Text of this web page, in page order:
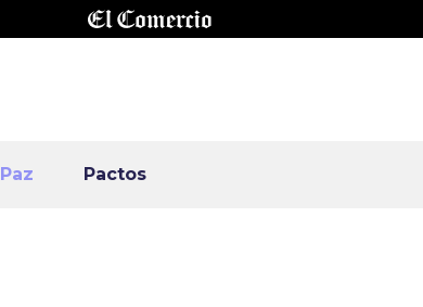
Paz Pactos